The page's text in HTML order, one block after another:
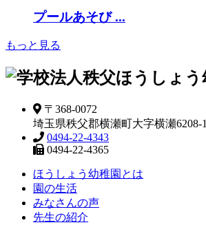
プールあそび ...
もっと見る
〒368-0072
埼玉県秩父郡横瀬町大字横瀬6208-1
0494-22-4343
0494-22-4365
ほうしょう幼稚園とは
園の生活
みなさんの声
先生の紹介